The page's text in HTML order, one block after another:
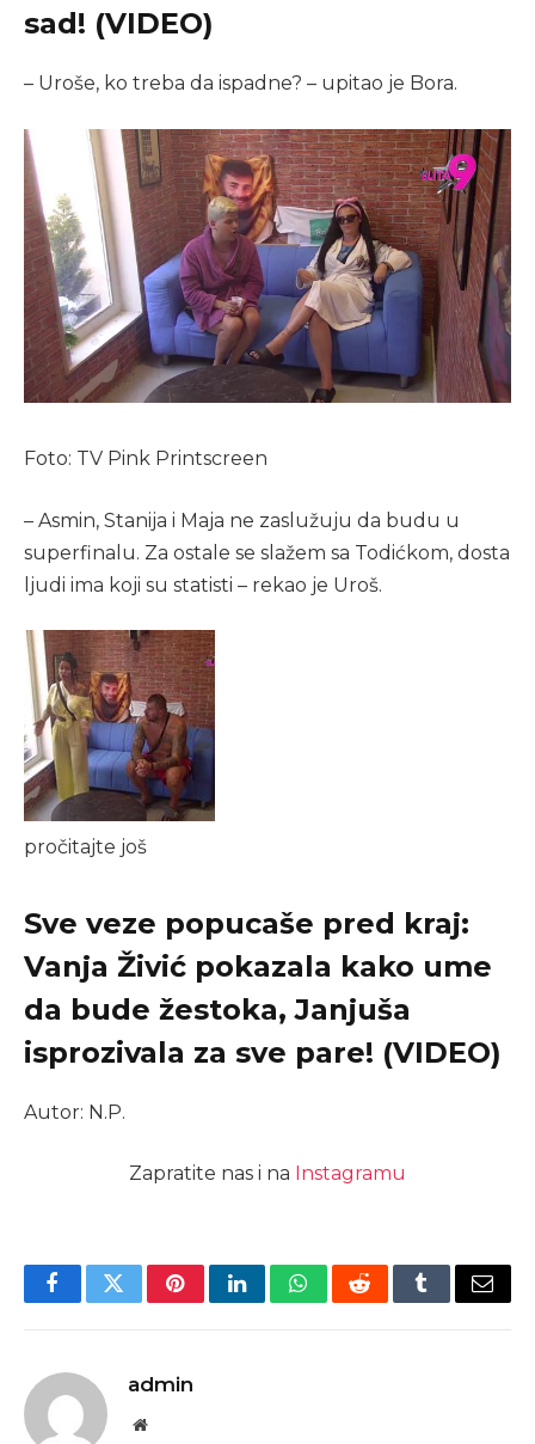
sad! (VIDEO)
– Uroše, ko treba da ispadne? – upitao je Bora.
Foto: TV Pink Printscreen
– Asmin, Stanija i Maja ne zaslužuju da budu u
superfinalu. Za ostale se slažem sa Todićkom, dosta
ljudi ima koji su statisti – rekao je Uroš.
pročitajte još
Sve veze popucaše pred kraj:
Vanja Živić pokazala kako ume
da bude žestoka, Janjuša
isprozivala za sve pare! (VIDEO)
Autor: N.P.
Zapratite nas i na Instagramu
FacebookTwitterPinterestLinkedInWhatsAppRedditTumblrEmail
admin
Website